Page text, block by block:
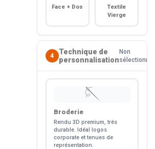
Face + Dos
Textile
Vierge
4
Technique de
personnalisation
Non
sélectionné
🪡
Broderie
Rendu 3D premium, très
durable. Idéal logos
corporate et tenues de
représentation.